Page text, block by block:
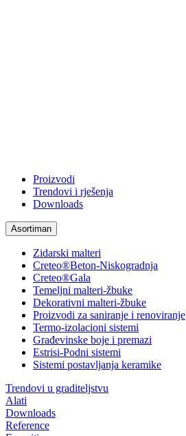
Proizvodi
Trendovi i rješenja
Downloads
Asortiman
Zidarski malteri
Creteo®Beton-Niskogradnja
Creteo®Gala
Temeljni malteri-žbuke
Dekorativni malteri-žbuke
Proizvodi za saniranje i renoviranje
Termo-izolacioni sistemi
Građevinske boje i premazi
Estrisi-Podni sistemi
Sistemi postavljanja keramike
Trendovi u graditeljstvu
Alati
Downloads
Reference